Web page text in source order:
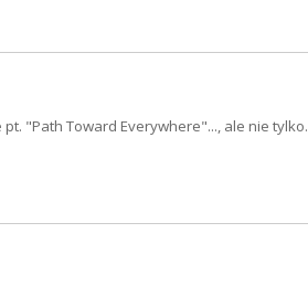
"Path Toward Everywhere"..., ale nie tylko.